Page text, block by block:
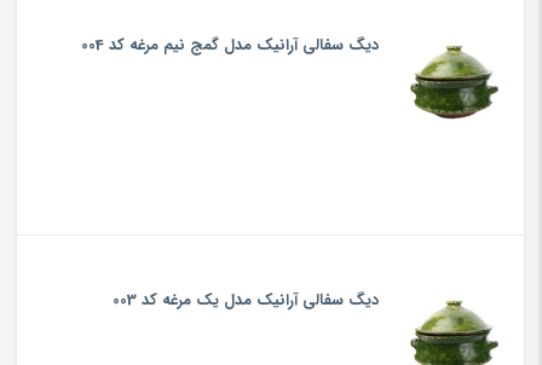
دیگ سفالی آرانیک مدل گمج نیم مرغه کد 004
دیگ سفالی آرانیک مدل یک مرغه کد 003